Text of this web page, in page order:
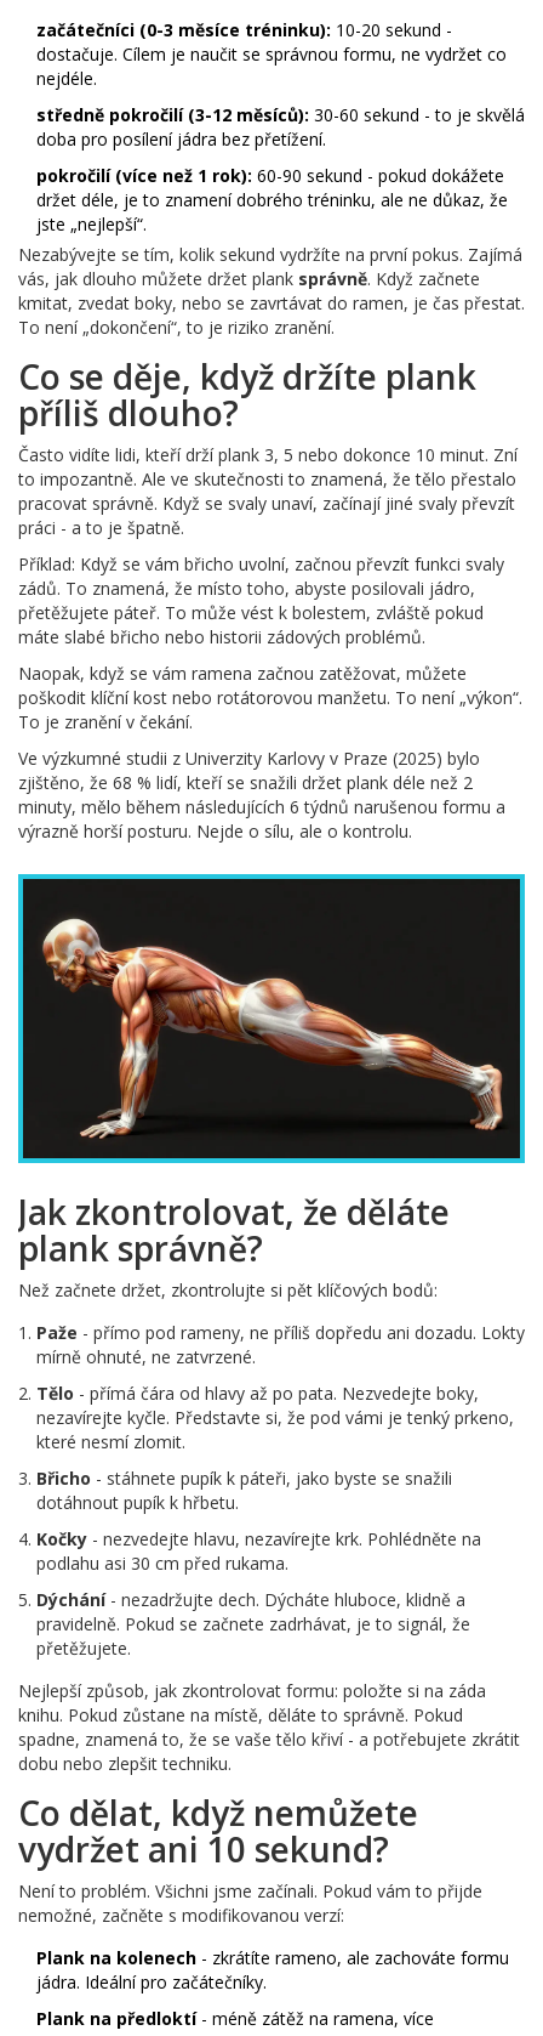
začátečníci (0-3 měsíce tréninku): 10-20 sekund -
dostačuje. Cílem je naučit se správnou formu, ne vydržet co
nejdéle.
středně pokročilí (3-12 měsíců): 30-60 sekund - to je skvělá
doba pro posílení jádra bez přetížení.
pokročilí (více než 1 rok): 60-90 sekund - pokud dokážete
držet déle, je to znamení dobrého tréninku, ale ne důkaz, že
jste „nejlepší“.
Nezabývejte se tím, kolik sekund vydržíte na první pokus. Zajímá
vás, jak dlouho můžete držet plank správně. Když začnete
kmitat, zvedat boky, nebo se zavrtávat do ramen, je čas přestat.
To není „dokončení“, to je riziko zranění.
Co se děje, když držíte plank
příliš dlouho?
Často vidíte lidi, kteří drží plank 3, 5 nebo dokonce 10 minut. Zní
to impozantně. Ale ve skutečnosti to znamená, že tělo přestalo
pracovat správně. Když se svaly unaví, začínají jiné svaly převzít
práci - a to je špatně.
Příklad: Když se vám břicho uvolní, začnou převzít funkci svaly
zádů. To znamená, že místo toho, abyste posilovali jádro,
přetěžujete páteř. To může vést k bolestem, zvláště pokud
máte slabé břicho nebo historii zádových problémů.
Naopak, když se vám ramena začnou zatěžovat, můžete
poškodit klíční kost nebo rotátorovou manžetu. To není „výkon“.
To je zranění v čekání.
Ve výzkumné studii z Univerzity Karlovy v Praze (2025) bylo
zjištěno, že 68 % lidí, kteří se snažili držet plank déle než 2
minuty, mělo během následujících 6 týdnů narušenou formu a
výrazně horší posturu. Nejde o sílu, ale o kontrolu.
Jak zkontrolovat, že děláte
plank správně?
Než začnete držet, zkontrolujte si pět klíčových bodů:
Paže - přímo pod rameny, ne příliš dopředu ani dozadu. Lokty
mírně ohnuté, ne zatvrzené.
Tělo - přímá čára od hlavy až po pata. Nezvedejte boky,
nezavírejte kyčle. Představte si, že pod vámi je tenký prkeno,
které nesmí zlomit.
Břicho - stáhnete pupík k páteři, jako byste se snažili
dotáhnout pupík k hřbetu.
Kočky - nezvedejte hlavu, nezavírejte krk. Pohlédněte na
podlahu asi 30 cm před rukama.
Dýchání- nezadržujte dech. Dýcháte hluboce, klidně a
pravidelně. Pokud se začnete zadrhávat, je to signál, že
přetěžujete.
Nejlepší způsob, jak zkontrolovat formu: položte si na záda
knihu. Pokud zůstane na místě, děláte to správně. Pokud
spadne, znamená to, že se vaše tělo křiví - a potřebujete zkrátit
dobu nebo zlepšit techniku.
Co dělat, když nemůžete
vydržet ani 10 sekund?
Není to problém. Všichni jsme začínali. Pokud vám to přijde
nemožné, začněte s modifikovanou verzí:
Plank na kolenech - zkrátíte rameno, ale zachováte formu
jádra. Ideální pro začátečníky.
Plank na předloktí- méně zátěž na ramena, více